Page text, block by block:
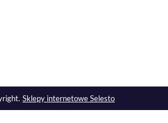
Sklepy internetowe Selesto